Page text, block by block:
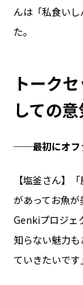
んは「私食い
た。
トーク
しての
──最初にオフ
【塩釜さん】
があってお魚
Genkiプロジェ
知らない魅力
ていきたいです」